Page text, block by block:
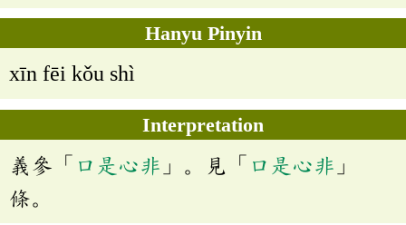
Hanyu Pinyin
xīn fēi kǒu shì
Interpretation
義參「 口是心非 」。見「 口是心非 」
條。